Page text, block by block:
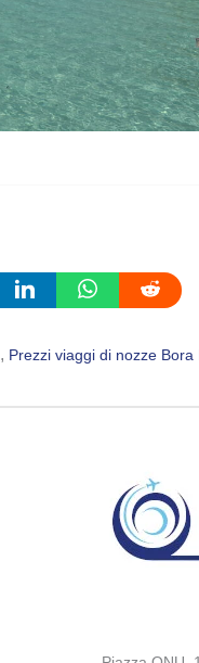
, Prezzi viaggi di nozze Bora